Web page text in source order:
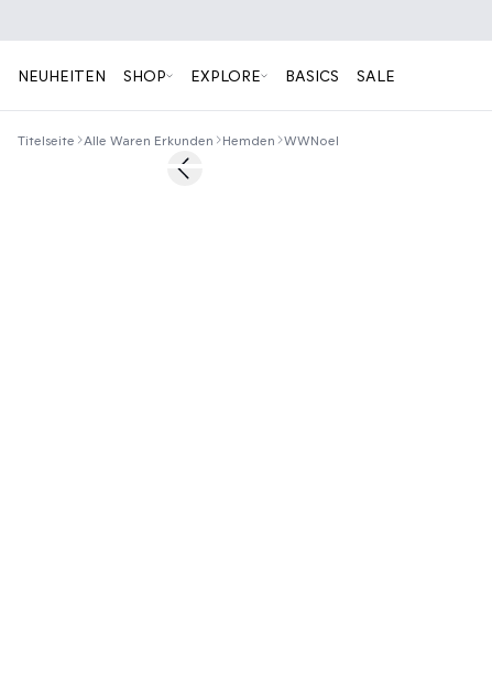
NEUHEITEN SHOP EXPLORE BASICS SALE
Titelseite Alle Waren Erkunden Hemden WWNoel
60%Previous slide